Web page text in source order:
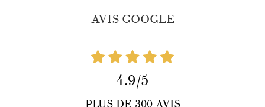
AVIS GOOGLE
4.9/5